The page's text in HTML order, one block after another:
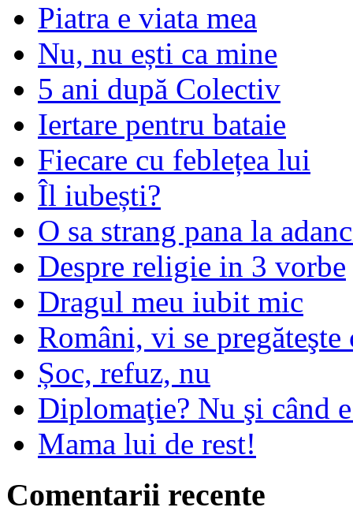
Piatra e viata mea
Nu, nu ești ca mine
5 ani după Colectiv
Iertare pentru bataie
Fiecare cu feblețea lui
Îl iubești?
O sa strang pana la
Despre religie in 3 vorbe
Dragul meu iubit mic
Români, vi se pregăteşte
Șoc, refuz, nu
Diplomaţie? Nu şi când
Mama lui de rest!
Comentarii recente